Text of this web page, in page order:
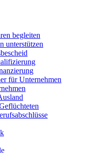
begleiten
unterstützen
für Unternehmen